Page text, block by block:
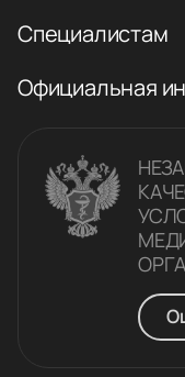
Специалистам
Официальная